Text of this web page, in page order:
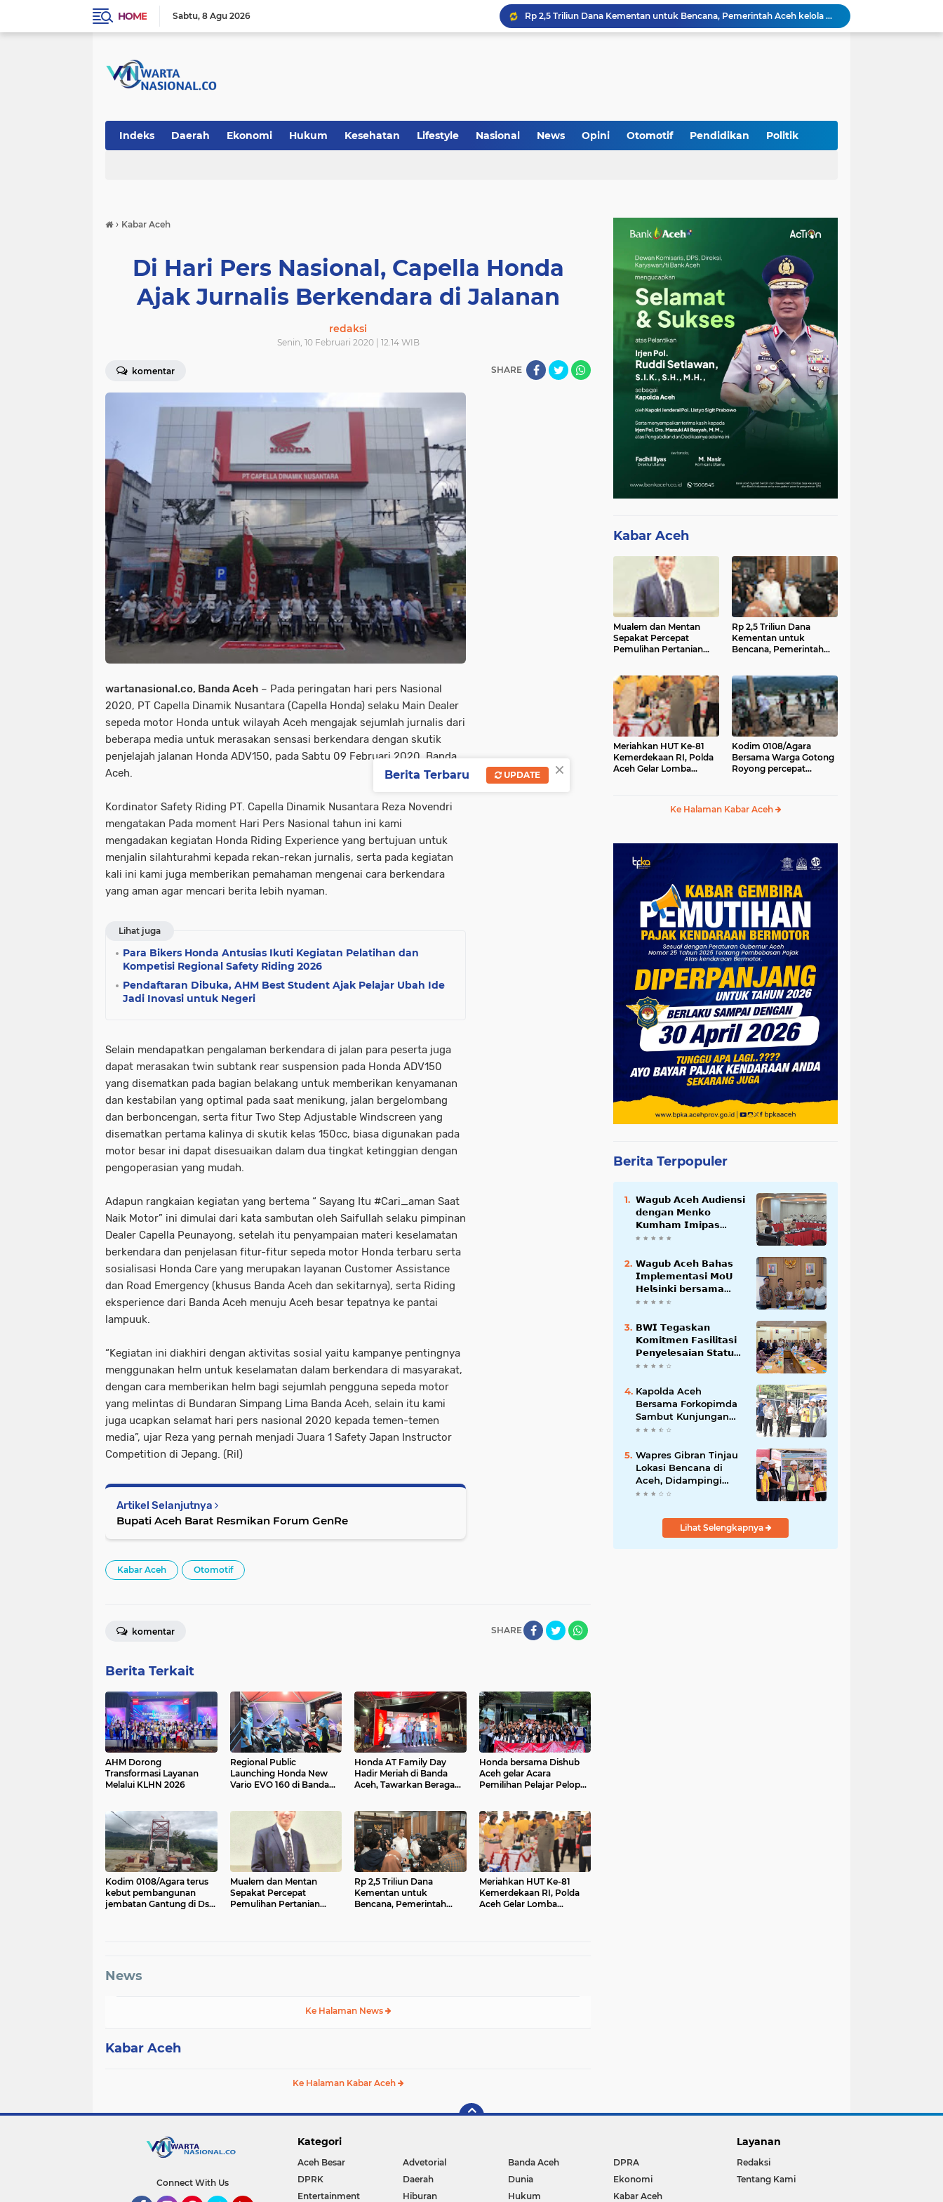
HOME Sabtu 8 Agu 2026
Meriahkan HUT Ke-81 Kemerdekaan RI, Polda Aceh Gelar Lomba Memasak Nasi Goreng dan Aneka Minuman
Babinsa Simpang Tiga Monitoring Harga Sembako, Pastikan Stabilitas dan Ketersediaan Bahan Pokok
Mualem dan Mentan Sepakat Percepat Pemulihan Pertanian Aceh Pascabencana
Indeks Daerah Ekonomi Hukum Kesehatan Lifestyle Nasional News Opini Otomotif Pendidikan Politik
› Kabar Aceh
Di Hari Pers Nasional, Capella Honda
Ajak Jurnalis Berkendara di Jalanan
redaksi
Senin, 10 Februari 2020 | 12.14 WIB
komentar SHARE
wartanasional.co, Banda Aceh – Pada peringatan hari pers Nasional
2020, PT Capella Dinamik Nusantara (Capella Honda) selaku Main Dealer
sepeda motor Honda untuk wilayah Aceh mengajak sejumlah jurnalis dari
beberapa media untuk merasakan sensasi berkendara dengan skutik
penjelajah jalanan Honda ADV150, pada Sabtu 09 Februari 2020, Banda
Aceh.
Kordinator Safety Riding PT. Capella Dinamik Nusantara Reza Novendri
mengatakan Pada moment Hari Pers Nasional tahun ini kami
mengadakan kegiatan Honda Riding Experience yang bertujuan untuk
menjalin silahturahmi kepada rekan-rekan jurnalis, serta pada kegiatan
kali ini kami juga memberikan pemahaman mengenai cara berkendara
yang aman agar mencari berita lebih nyaman.
Lihat juga
Para Bikers Honda Antusias Ikuti Kegiatan Pelatihan dan
Kompetisi Regional Safety Riding 2026
Pendaftaran Dibuka, AHM Best Student Ajak Pelajar Ubah Ide
Jadi Inovasi untuk Negeri
Selain mendapatkan pengalaman berkendara di jalan para peserta juga
dapat merasakan twin subtank rear suspension pada Honda ADV150
yang disematkan pada bagian belakang untuk memberikan kenyamanan
dan kestabilan yang optimal pada saat menikung, jalan bergelombang
dan berboncengan, serta fitur Two Step Adjustable Windscreen yang
disematkan pertama kalinya di skutik kelas 150cc, biasa digunakan pada
motor besar ini dapat disesuaikan dalam dua tingkat ketinggian dengan
pengoperasian yang mudah.
Adapun rangkaian kegiatan yang bertema “ Sayang Itu #Cari_aman Saat
Naik Motor” ini dimulai dari kata sambutan oleh Saifullah selaku pimpinan
Dealer Capella Peunayong, setelah itu penyampaian materi keselamatan
berkendara dan penjelasan fitur-fitur sepeda motor Honda terbaru serta
sosialisasi Honda Care yang merupakan layanan Customer Assistance
dan Road Emergency (khusus Banda Aceh dan sekitarnya), serta Riding
eksperience dari Banda Aceh menuju Aceh besar tepatnya ke pantai
lampuuk.
“Kegiatan ini diakhiri dengan aktivitas sosial yaitu kampanye pentingnya
menggunakan helm untuk keselamatan dalam berkendara di masyarakat,
dengan cara memberikan helm bagi sejumlah pengguna sepeda motor
yang melintas di Bundaran Simpang Lima Banda Aceh, selain itu kami
juga ucapkan selamat hari pers nasional 2020 kepada temen-temen
media”, ujar Reza yang pernah menjadi Juara 1 Safety Japan Instructor
Competition di Jepang. (Ril)
Artikel Selanjutnya
Bupati Aceh Barat Resmikan Forum GenRe
Kabar Aceh Otomotif
SHARE
komentar
Berita Terkait
AHM Dorong
Transformasi Layanan
Melalui KLHN 2026
Regional Public
Launching Honda New
Vario EVO 160 di Banda
Aktivitas Menarik untuk
Masyarakat
Honda AT Family Day
Hadir Meriah di Banda
Aceh, Tawarkan Beragam
Honda bersama Dishub
Aceh gelar Acara
Pemilihan Pelajar Pelopor
Kodim 0108/Agara terus
kebut pembangunan
jembatan Gantung di Ds.
Mualem dan Mentan
Sepakat Percepat
Pemulihan Pertanian
Rp 2,5 Triliun Dana
Kementan untuk
Bencana, Pemerintah
Meriahkan HUT Ke-81
Kemerdekaan RI, Polda
Aceh Gelar Lomba
News
Ke Halaman News
Kabar Aceh
Ke Halaman Kabar Aceh
Kabar Aceh
Mualem dan Mentan
Sepakat Percepat
Pemulihan Pertanian
Rp 2,5 Triliun Dana
Kementan untuk
Bencana, Pemerintah
Meriahkan HUT Ke-81
Kemerdekaan RI, Polda
Aceh Gelar Lomba
Kodim 0108/Agara
Bersama Warga Gotong
Royong percepat
Tenggara
Ke Halaman Kabar Aceh
Berita Terpopuler
𝗪𝗮𝗴𝘂𝗯 𝗔𝗰𝗲𝗵 𝗔𝘂𝗱𝗶𝗲𝗻𝘀𝗶
𝗱𝗲𝗻𝗴𝗮𝗻 𝗠𝗲𝗻𝗸𝗼
𝗞𝘂𝗺𝗵𝗮𝗺 𝗜𝗺𝗶𝗽𝗮𝘀
𝗧𝗲𝗿𝗸𝗮𝗶𝘁 𝗦𝘁𝗮𝘁𝘂𝘀 𝗪𝗮𝗸𝗮𝗳
𝗪𝗮𝗴𝘂𝗯 𝗔𝗰𝗲𝗵 𝗕𝗮𝗵𝗮𝘀
𝗜𝗺𝗽𝗹𝗲𝗺𝗲𝗻𝘁𝗮𝘀𝗶 𝗠𝗼𝗨
𝗛𝗲𝗹𝘀𝗶𝗻𝗸𝗶 𝗯𝗲𝗿𝘀𝗮𝗺𝗮
𝗦𝗲𝗸𝗿𝗲𝘁𝗮𝗿𝗶𝗮𝘁 𝗡𝗲𝗴𝗮𝗿𝗮
𝗕𝗪𝗜 𝗧𝗲𝗴𝗮𝘀𝗸𝗮𝗻
𝗞𝗼𝗺𝗶𝘁𝗺𝗲𝗻 𝗙𝗮𝘀𝗶𝗹𝗶𝘁𝗮𝘀𝗶
𝗣𝗲𝗻𝘆𝗲𝗹𝗲𝘀𝗮𝗶𝗮𝗻 𝗦𝘁𝗮𝘁𝘂𝘀
𝗪𝗮𝗸𝗮𝗳 𝗕𝗹𝗮𝗻𝗴 𝗣𝗮𝗱𝗮𝗻𝗴
Kapolda Aceh
Bersama Forkopimda
Sambut Kunjungan
Kerja Wakil Presiden
Bireuen
Wapres Gibran Tinjau
Lokasi Bencana di
Aceh, Didampingi
Wagub Dek Fadh
Lihat Selengkapnya
Connect With Us
Kategori
Aceh Besar Advetorial Banda Aceh
DPRA
DPRK
Daerah Dunia
Ekonomi
Entertainment
Hiburan Hukum Kabar Aceh
Layanan
Redaksi
Tentang Kami
×
Berita Terbaru UPDATE